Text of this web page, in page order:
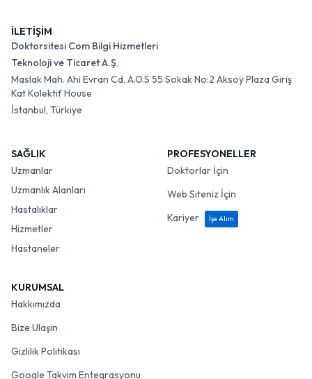
İLETİŞİM
Doktorsitesi Com Bilgi Hizmetleri
Teknoloji ve Ticaret A.Ş.
Maslak Mah. Ahi Evran Cd. A.O.S 55 Sokak No:2 Aksoy Plaza Giriş
Kat Kolektif House
İstanbul, Türkiye
SAĞLIK
Uzmanlar
Uzmanlık Alanları
Hastalıklar
Hizmetler
Hastaneler
PROFESYONELLER
Doktorlar İçin
Web Siteniz İçin
Kariyer
İşe Alım
KURUMSAL
Hakkımızda
Bize Ulaşın
Gizlilik Politikası
Google Takvim Entegrasyonu